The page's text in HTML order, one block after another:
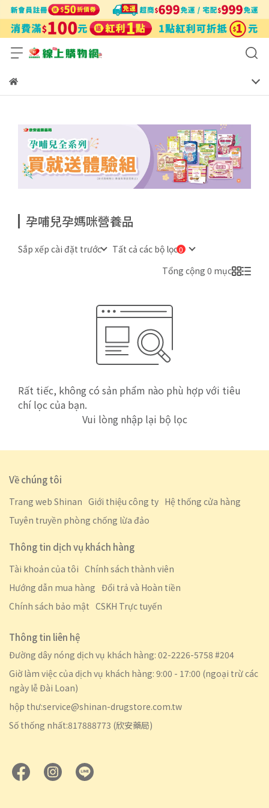
孕哺兒孕媽咪營養品
Sắp xếp cài đặt trước
Tất cả các bộ lọc
Tổng cộng 0 mục
Rất tiếc, không có sản phẩm nào phù hợp với tiêu
chí lọc của bạn.
Vui lòng nhập lại bộ lọc
Về chúng tôi
Trang web Shinan Giới thiệu công ty Hệ thống cửa hàng
Tuyên truyền phòng chống lừa đảo
Thông tin dịch vụ khách hàng
Tài khoản của tôi Chính sách thành viên
Hướng dẫn mua hàng Đổi trả và Hoàn tiền
Chính sách bảo mật CSKH Trực tuyến
Thông tin liên hệ
Đường dây nóng dịch vụ khách hàng: 02-2226-5758 #204
Giờ làm việc của dịch vụ khách hàng: 9:00 - 17:00 (ngoại trừ các
ngày lễ Đài Loan)
hộp thư:service@shinan-drugstore.com.tw
Số thống nhất:817888773 (欣安藥局)